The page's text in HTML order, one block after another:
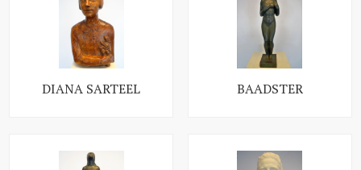
DIANA SARTEEL BAADSTER